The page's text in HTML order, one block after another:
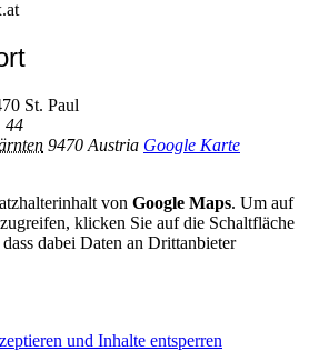
St. Paul
44
9470 Austria Google Karte
von Google Maps. Um auf
klicken Sie auf die Schaltfläche
dabei Daten an Drittanbieter
und Inhalte entsperren